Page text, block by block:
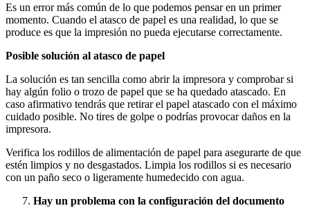
Es un error más común de lo que podemos pensar en un primer
momento. Cuando el atasco de papel es una realidad, lo que se
produce es que la impresión no pueda ejecutarse correctamente.
Posible solución al atasco de papel
La solución es tan sencilla como abrir la impresora y comprobar si
hay algún folio o trozo de papel que se ha quedado atascado. En
caso afirmativo tendrás que retirar el papel atascado con el máximo
cuidado posible. No tires de golpe o podrías provocar daños en la
impresora.
Verifica los rodillos de alimentación de papel para asegurarte de que
estén limpios y no desgastados. Limpia los rodillos si es necesario
con un paño seco o ligeramente humedecido con agua.
Hay un problema con la configuración del documento